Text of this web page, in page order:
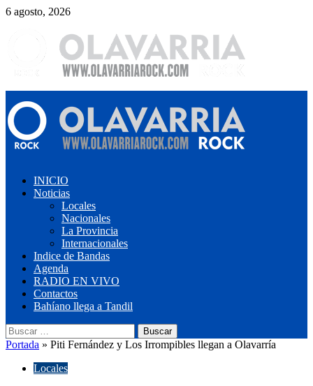
Saltar
contenido
6 agosto, 2026
primario
INICIO
Noticias
Locales
Nacionales
La Provincia
Internacionales
Indice de Bandas
Agenda
RADIO EN VIVO
Contactos
Bahíano llega a Tandil
Buscar:
Portada » Piti Fernández y Los Irrompibles llegan a Olavarría
Locales